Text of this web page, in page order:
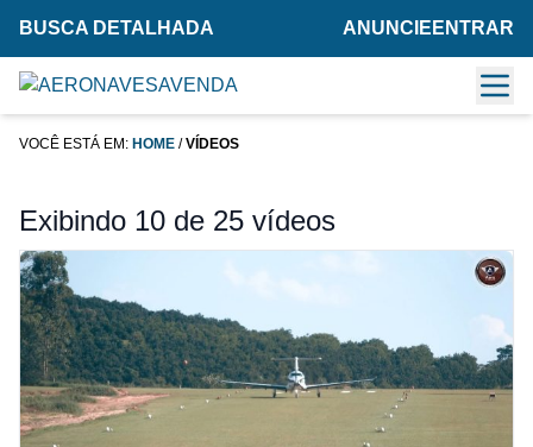
BUSCA DETALHADA ANUNCIE ENTRAR
VOCÊ ESTÁ EM: HOME /VÍDEOS
Exibindo 10 de 25 vídeos